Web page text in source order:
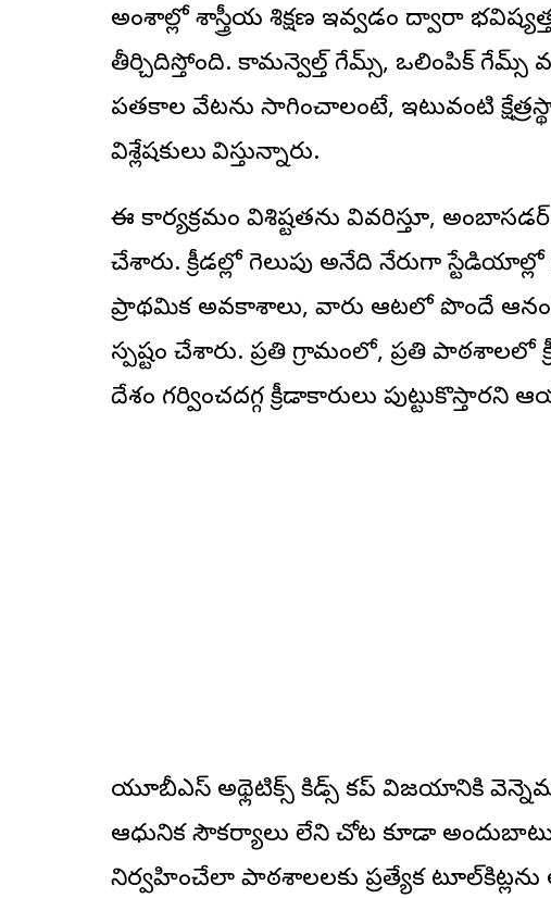
అంశాల్లో శాస్త్రీయ శిక్షణ ఇవ్వడం ద్వారా
తీర్చిదిస్తోంది. కామన్వెల్త్ గేమ్స్, ఒలింపిక్ గేమ్స్
పతకాల వేటను సాగించాలంటే, ఇటువంటి
విశ్లేషకులు భావిస్తున్నారు.
ఈ కార్యక్రమం విశిష్టతను వివరిస్తూ,
చేశారు. క్రీడల్లో గెలుపు అనేది నేరుగా
ప్రాథమిక అవకాశాలు, వారు ఆటలో పొందే
స్పష్టం చేశారు. ప్రతి గ్రామంలో, ప్రతి పాఠశాలలో
దేశం గర్వించదగ్గ క్రీడాకారులు
యూబీఎస్ అథ్లెటిక్స్ కిడ్స్ కప్ విజయానికి
ఆధునిక సౌకర్యాలు లేని చోట కూడా
నిర్వహించేలా పాఠశాలలకు ప్రత్యేక టూల్‌కిట్లను